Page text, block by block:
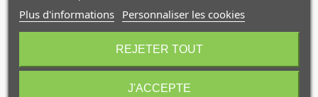
réversible, donc peu importe comment vous le branchez,
c'est toujours le bon côté.
Les câbles USB TetherPro sont construits selon les
spécifications USB les plus élevées et intègrent les
dernières technologies assurant une conductivité
Plus d'informations Personnaliser les cookies
REJETER TOUT
J'ACCEPTE
10€ OFFERTS sur votre
premier achat !